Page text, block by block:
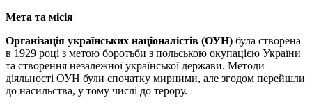
Мета та місія
Організація українських націоналістів (ОУН) була створена
в 1929 році з метою боротьби з польською окупацією України
та створення незалежної української держави. Методи
діяльності ОУН були спочатку мирними, але згодом перейшли
до насильства, у тому числі до терору.